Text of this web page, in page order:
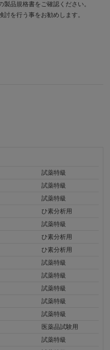
品規格書をご確認ください。
を行う事をお勧めします。
試薬特級
試薬特級
試薬特級
ひ素分析用
試薬特級
ひ素分析用
ひ素分析用
試薬特級
試薬特級
試薬特級
試薬特級
試薬特級
医薬品試験用
試薬特級